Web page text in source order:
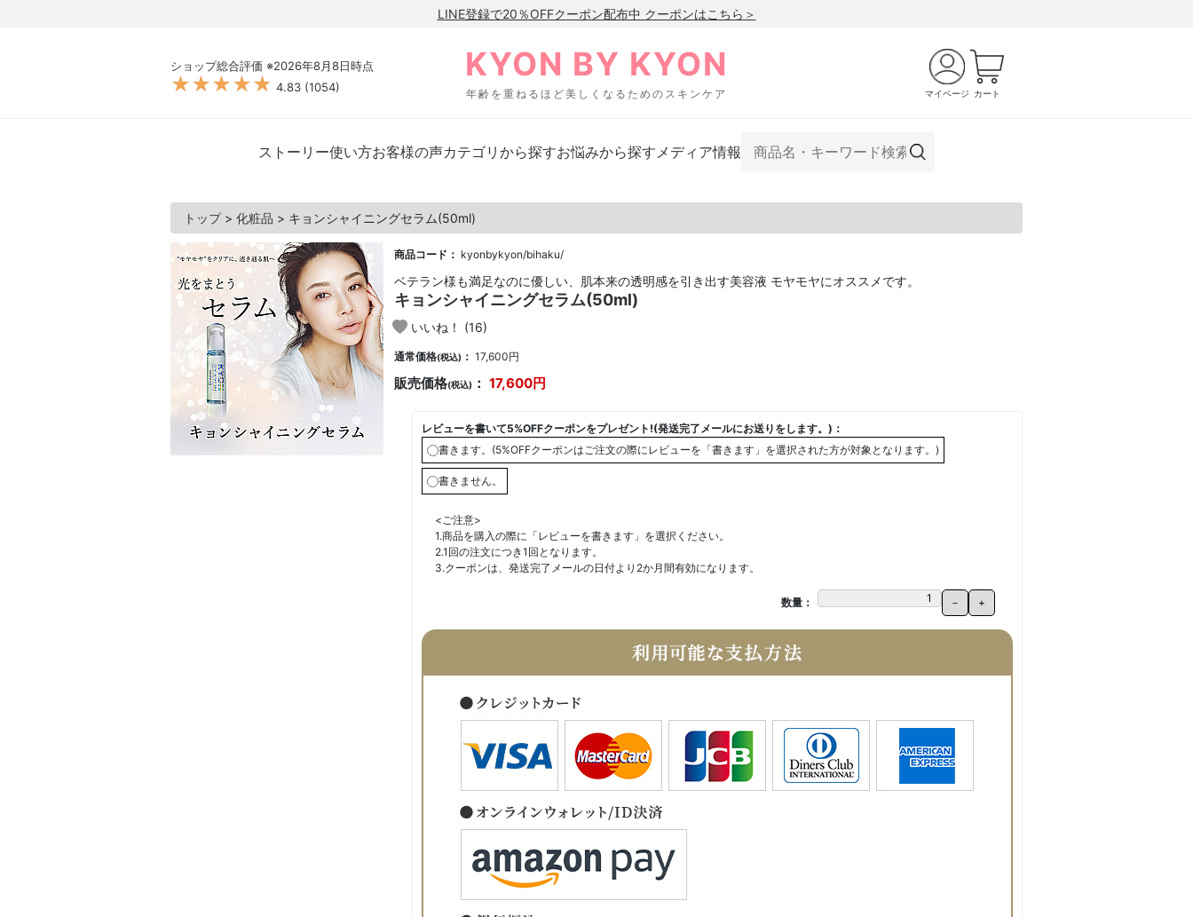
LINE登録で20％OFFクーポン配布中 クーポンはこちら＞
ショップ総合評価 ※2026年8月8日時点
★★★★★
★★★★★ 4.83 (1054)
KYON BY KYON
年齢を重ねるほど美しくなるためのスキンケア マイページ カート
ストーリー使い方お客様の声カテゴリから探すお悩みから探すメディア情報
トップ > 化粧品 > キョンシャイニングセラム(50ml)
商品コード： kyonbykyon/bihaku/
ベテラン様も満足なのに優しい、肌本来の透明感を引き出す美容液 モヤモヤにオススメです。
キョンシャイニングセラム(50ml)
いいね！ (16)
通常価格(税込) ： 17,600円
販売価格(税込) ： 17,600円
レビューを書いて5%OFFクーポンをプレゼント!(発送完了メールにお送りをします。)：
書きます。(5%OFFクーポンはご注文の際にレビューを「書きます」を選択された方が対象となります。)
書きません。
<ご注意>
1.商品を購入の際に「レビューを書きます」を選択ください。
2.1回の注文につき1回となります。
3.クーポンは、発送完了メールの日付より2か月間有効になります。
数量： － +